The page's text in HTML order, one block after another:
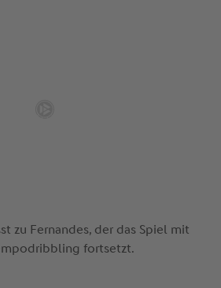
zu Fernandes, der das Spiel mit
fortsetzt.